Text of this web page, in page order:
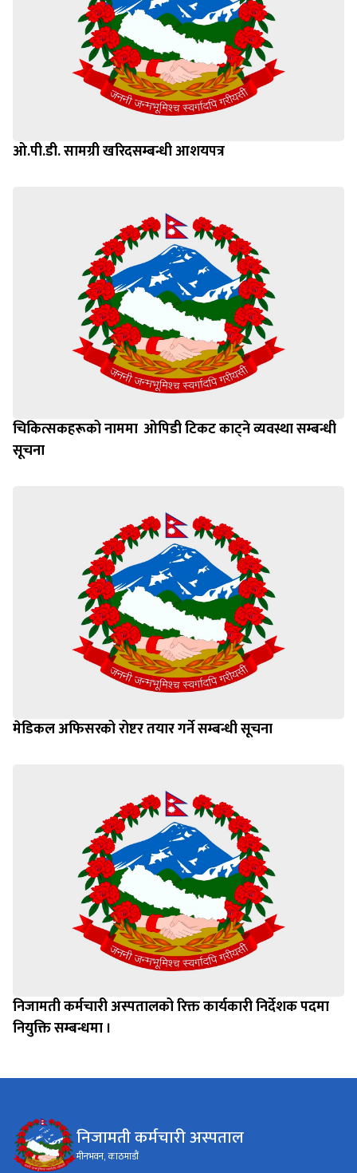
ओ.पी.डी. सामग्री खरिदसम्बन्धी आशयपत्र
चिकित्सकहरूको नाममा ‌‍‌ ओपिडी टिकट काट्ने व्यवस्था सम्बन्धी
सूचना
मेडिकल अफिसरको रोष्टर तयार गर्ने सम्बन्धी सूचना
निजामती कर्मचारी अस्पतालको रिक्त कार्यकारी निर्देशक पदमा
नियुक्ति सम्बन्धमा ।
निजामती कर्मचारी अस्पताल
मीनभवन, काठमाडौं